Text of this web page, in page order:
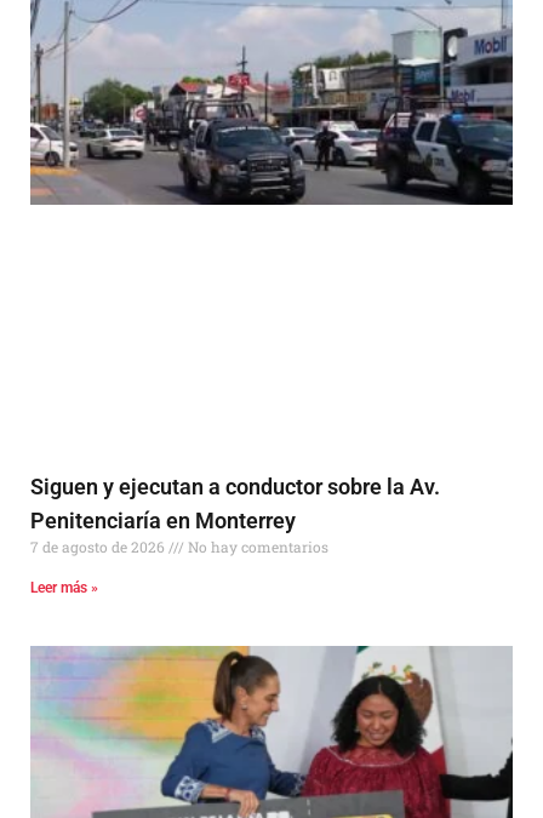
Siguen y ejecutan a conductor sobre la Av.
Penitenciaría en Monterrey
7 de agosto de 2026 No hay comentarios
Leer más »